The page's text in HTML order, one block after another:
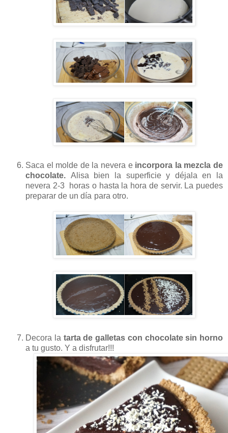
Saca el molde de la nevera e incorpora la mezcla de
chocolate. Alisa bien la superficie y déjala en la
nevera 2-3 horas o hasta la hora de servir. La puedes
preparar de un día para otro.
Decora la tarta de galletas con chocolate sin horno
a tu gusto. Y a disfrutar!!!